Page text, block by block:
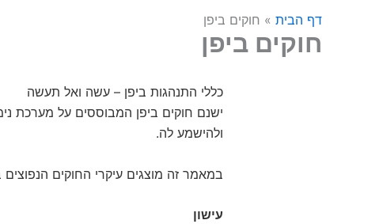
דף הבית » חוקים ביפן
חוקים ביפן
כללי התנהגות ביפן – עשה ואל תעשה
ישנם חוקים ביפן המבוססים על מערכת
ולהישמע לה.
במאמר זה מוצגים עיקרי החוקים הנפוצים
עישון